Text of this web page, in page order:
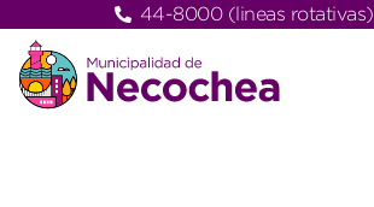
44-8000 (lineas rotativas)